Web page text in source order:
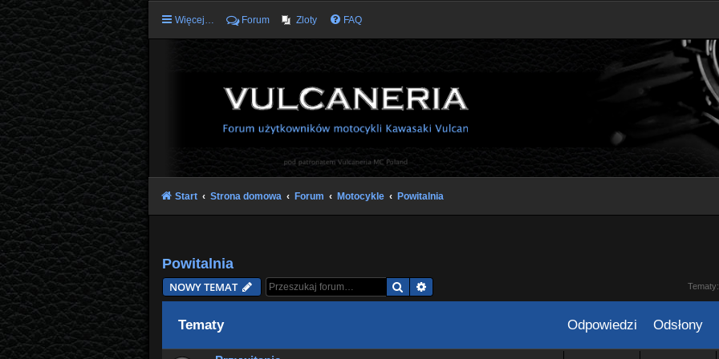
Więcej… Forum Zloty FAQ
Start Strona domowa Forum Motocykle Powitalnia
Powitalnia
NOWY TEMAT Szukaj
Tematy Odpowiedzi Odsłony